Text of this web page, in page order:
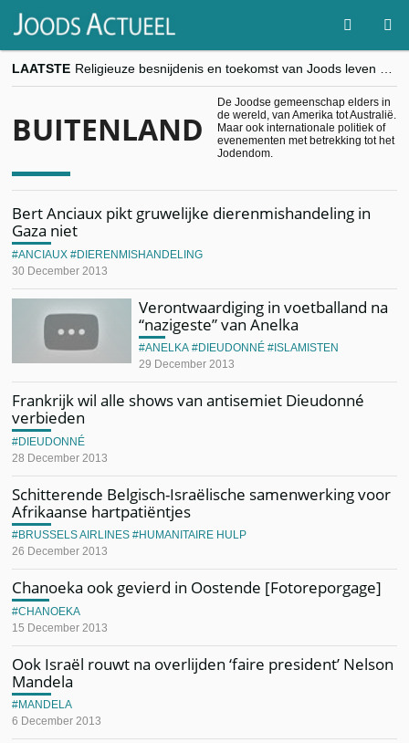
LAATSTE
“Besnijdenisdebat toont hoe moeilijk seculiere Westen minderheden begrijpt”, Jinnih Beels (Vooruit)
CITYTRIP | ROEMENIË – Boekarest: de verrassing van Oost-Europa
“Vandaag zit elke Jood in België op de beklaagdenbank”
goKosher lanceert nieuwe website en samenwerking met Mishpacha voor kosher travel en simchas wereldwijd
BUITENLAND
De Joodse gemeenschap elders in
de wereld, van Amerika tot Australië.
Maar ook internationale politiek of
evenementen met betrekking tot het
Jodendom.
Bert Anciaux pikt gruwelijke dierenmishandeling in
Gaza niet
30 December 2013
ANCIAUX DIERENMISHANDELING
Verontwaardiging in voetballand na
“nazigeste” van Anelka
29 December 2013
ANELKA DIEUDONNÉ ISLAMISTEN
Frankrijk wil alle shows van antisemiet Dieudonné
verbieden
28 December 2013
DIEUDONNÉ
Schitterende Belgisch-Israëlische samenwerking voor
Afrikaanse hartpatiëntjes
26 December 2013
BRUSSELS AIRLINES HUMANITAIRE HULP
Chanoeka ook gevierd in Oostende [Fotoreporgage]
15 December 2013
CHANOEKA
Ook Israël rouwt na overlijden ‘faire president’ Nelson
Mandela
6 December 2013
MANDELA